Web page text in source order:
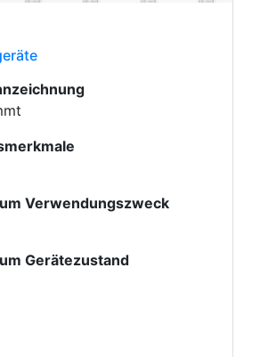
Verwendungszweck
Gerätezustand